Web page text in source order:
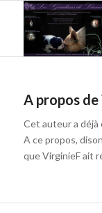
A propos de
Cet auteur a déjà
A ce propos,
queVirginieFait